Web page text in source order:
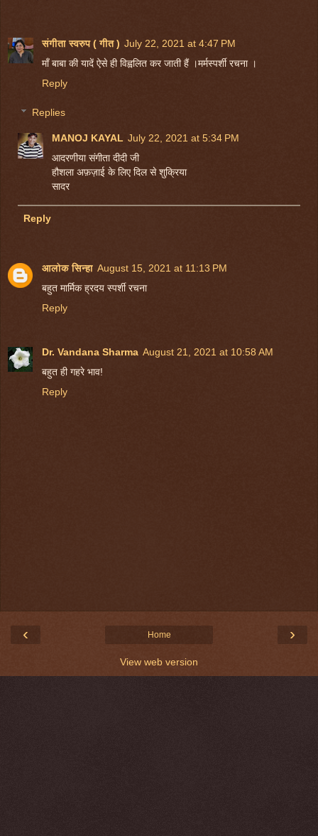
संगीता स्वरुप ( गीत ) July 22, 2021 at 4:47 PM
माँ बाबा की यादें ऐसे ही विह्वलित कर जाती हैं ।मर्मस्पर्शी रचना ।
Reply
Replies
MANOJ KAYAL July 22, 2021 at 5:34 PM
आदरणीया संगीता दीदी जी
हौशला अफ़ज़ाई के लिए दिल से शुक्रिया
सादर
Reply
आलोक सिन्हा August 15, 2021 at 11:13 PM
बहुत मार्मिक ह्रदय स्पर्शी रचना
Reply
Dr. Vandana Sharma August 21, 2021 at 10:58 AM
बहुत ही गहरे भाव!
Reply
‹ ›
Home
View web version